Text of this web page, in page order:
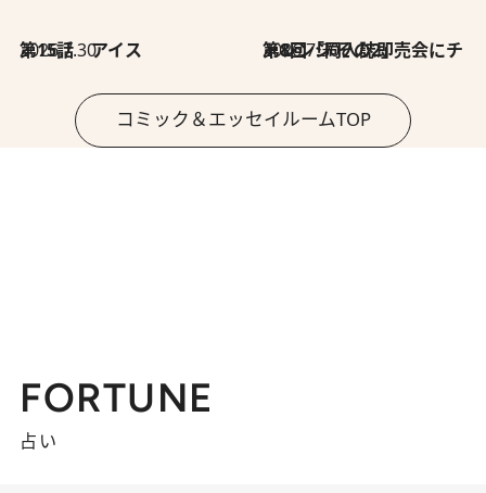
2026.7.30
第15話 アイス 2026.7.30
第8回「同人誌即売会にチャレンジ その2」
コミック＆エッセイルームTOP
FORTUNE
占い